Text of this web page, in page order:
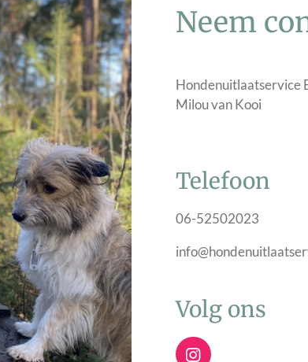
Neem
Hondenuitlaatservice
Milou van Kooi
Telefoon
06-52502023
Volg ons